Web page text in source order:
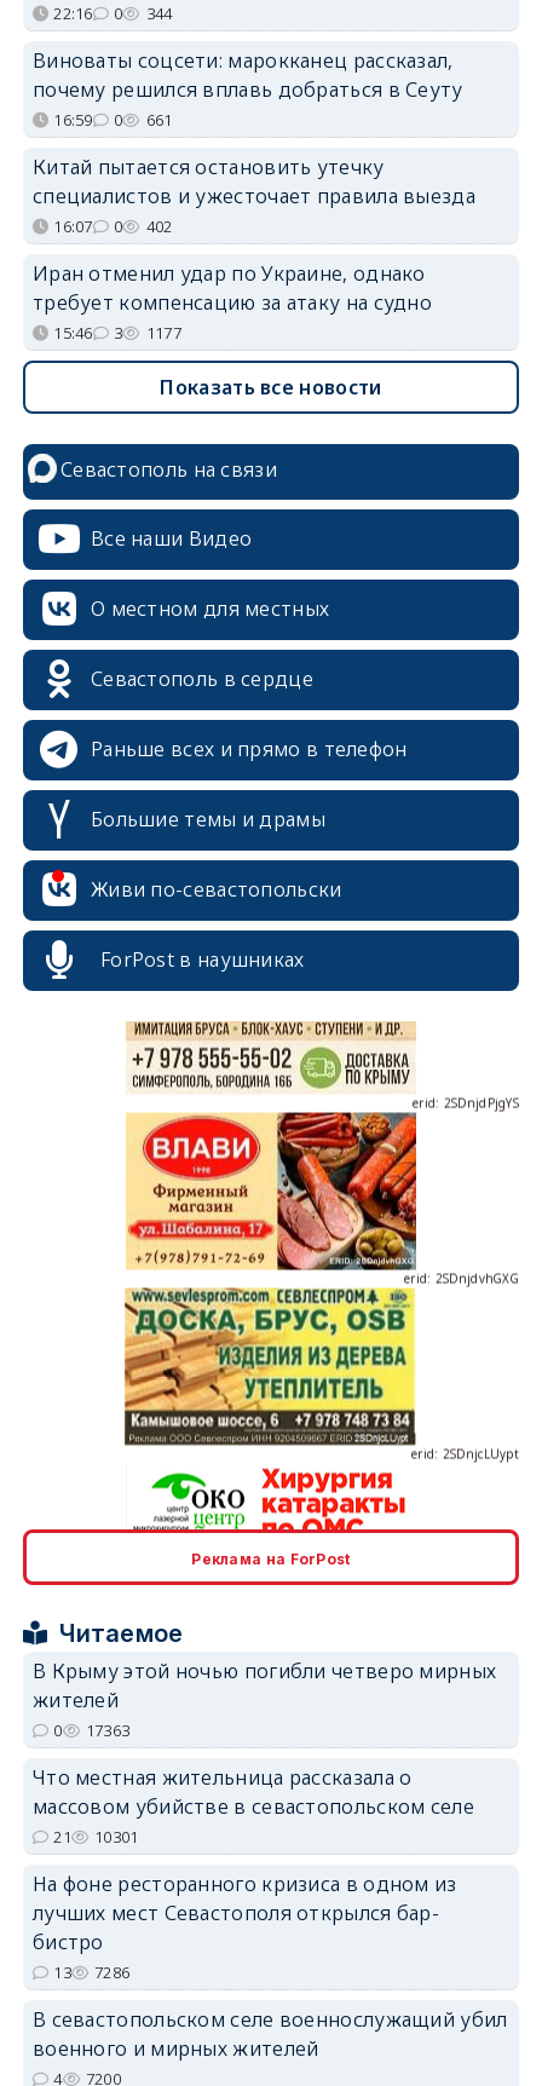
22:16 0 344
Виноваты соцсети: марокканец рассказал,
почему решился вплавь добраться в Сеуту
16:59 0 661
Китай пытается остановить утечку
специалистов и ужесточает правила выезда
16:07 0 402
Иран отменил удар по Украине, однако
требует компенсацию за атаку на судно
15:46 3 1177
Показать все новости
Севастополь на связи
Все наши Видео
О местном для местных
Севастополь в сердце
Раньше всех и прямо в телефон
Большие темы и драмы
Живи по-севастопольски
ForPost в наушниках
erid: 2SDnjcrDNw6
erid: 2SDnjdPjgYS
erid: 2SDnjdvhGXG
erid: 2SDnjdvhGXG
Реклама на ForPost
Читаемое
В Крыму этой ночью погибли четверо мирных
жителей
0 17363
Что местная жительница рассказала о
массовом убийстве в севастопольском селе
21 10301
На фоне ресторанного кризиса в одном из
лучших мест Севастополя открылся бар-
бистро
13 7286
В севастопольском селе военнослужащий убил
военного и мирных жителей
4 7200